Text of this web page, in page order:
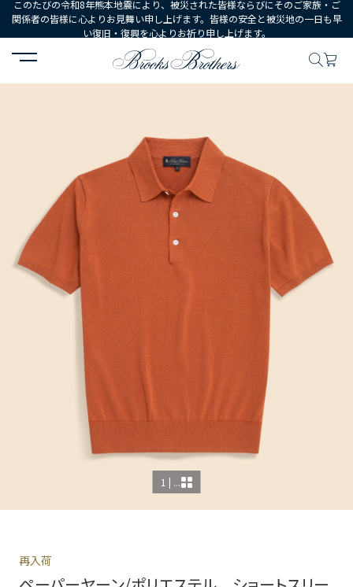
このたびの令和8年熊本地震により、被災された皆様ならびにそのご家族・ご
関係者の皆様に心よりお見舞い申し上げます。皆様の安全と被災地の一日も早
い復旧・復興を心よりお祈り申し上げます。
HOME ウェア トップス セーター ペーパーヤーン/
1 | ...
再入荷